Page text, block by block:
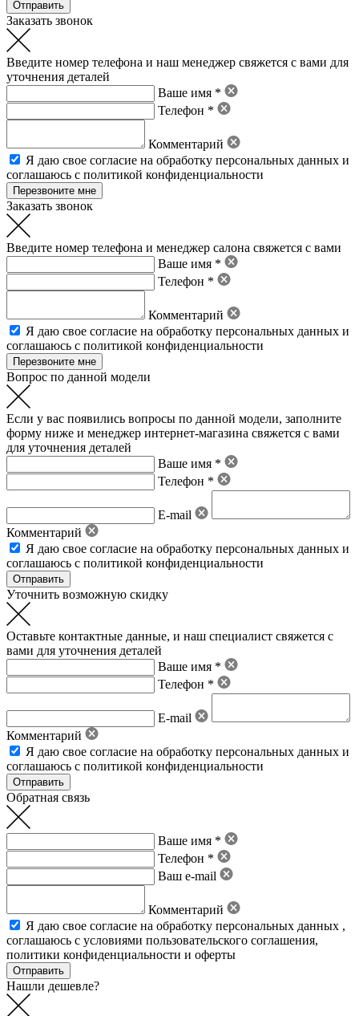
Заказать звонок
Введите номер телефона и наш менеджер свяжется с вами для
уточнения деталей
Ваше имя *
Телефон *
Комментарий
Я даю свое согласие на обработку персональных данных и
соглашаюсь с политикой конфиденциальности
Заказать звонок
Введите номер телефона и менеджер салона свяжется с вами
Ваше имя *
Телефон *
Комментарий
Я даю свое согласие на обработку персональных данных и
соглашаюсь с политикой конфиденциальности
Вопрос по данной модели
Если у вас появились вопросы по данной модели, заполните
форму ниже и менеджер интернет-магазина свяжется с вами
для уточнения деталей
Ваше имя *
Телефон *
E-mail
Комментарий
Я даю свое согласие на обработку персональных данных и
соглашаюсь с политикой конфиденциальности
Уточнить возможную скидку
Оставьте контактные данные, и наш специалист свяжется с
вами для уточнения деталей
Ваше имя *
Телефон *
E-mail
Комментарий
Я даю свое согласие на обработку персональных данных и
соглашаюсь с политикой конфиденциальности
Обратная связь
Ваше имя *
Телефон *
Ваш e-mail
Комментарий
Я даю свое согласие на обработку персональных данных ,
соглашаюсь с условиями пользовательского соглашения,
политики конфиденциальности и оферты
Нашли дешевле?